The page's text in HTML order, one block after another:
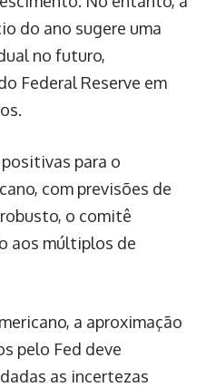
do ano sugere uma
no futuro,
Federal Reserve em
para o
com previsões de
o comitê
aos múltiplos de
a aproximação
pelo Fed deve
as incertezas